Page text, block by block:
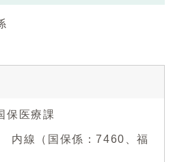
保医療課
線（国保係：7460、福